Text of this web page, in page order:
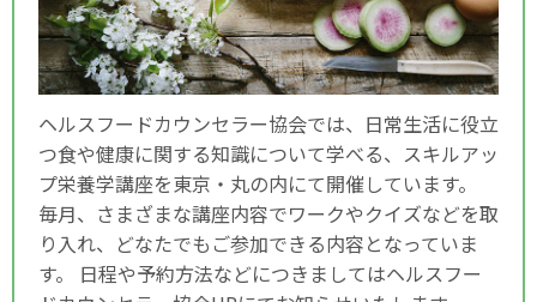
ヘルスフードカウンセラー協会では、日常生活に役立
つ食や健康に関する知識について学べる、スキルアッ
プ栄養学講座を東京・丸の内にて開催しています。
毎月、さまざまな講座内容でワークやクイズなどを取
り入れ、どなたでもご参加できる内容となっていま
す。 日程や予約方法などにつきましてはヘルスフー